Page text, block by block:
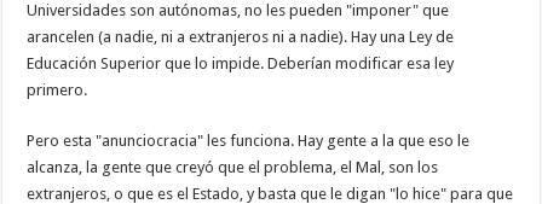
Universidades son autónomas, no les pueden "imponer" que
arancelen (a nadie, ni a extranjeros ni a nadie). Hay una Ley de
Educación Superior que lo impide. Deberían modificar esa ley
primero.
Pero esta "anunciocracia" les funciona. Hay gente a la que eso le
alcanza, la gente que creyó que el problema, el Mal, son los
extranjeros, o que es el Estado, y basta que le digan "lo hice" para que